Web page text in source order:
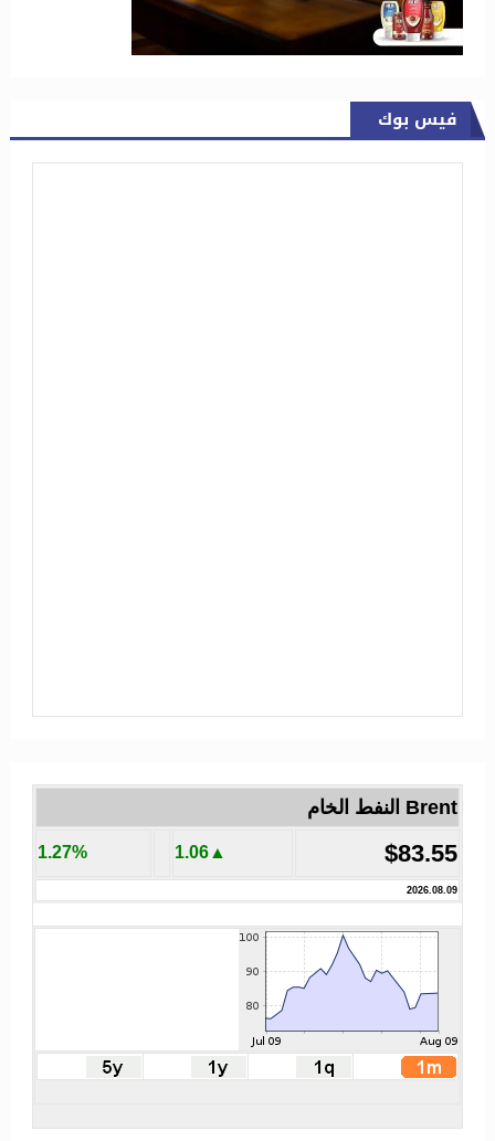
فيس بوك
Brent النفط الخام
$83.55
▲1.06
1.27%
2026.08.09